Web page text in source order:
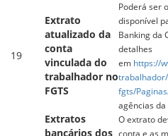
19
Extrato
atualizado da
conta
vinculada do
trabalhador no
FGTS
Poderá ser
disponível
Banking da
detalhes
em https://
fgts/
agências da
Extratos
bancários dos
O extrato
conta e as